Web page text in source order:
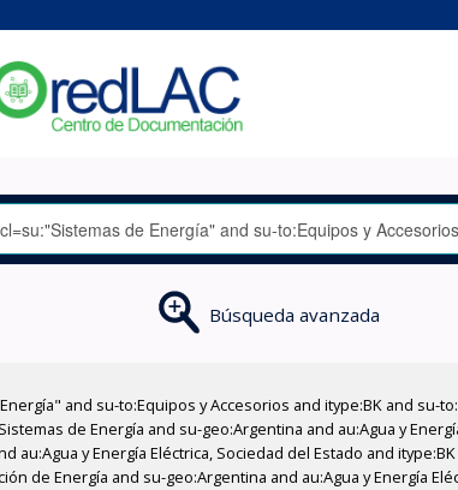
Búsqueda avanzada
and su-to:Equipos y Accesorios and itype:BK and su-
de Energía and su-geo:Argentina and au:Agua y
au:Agua y Energía Eléctrica, Sociedad del Estado and
de Energía and su-geo:Argentina and au:Agua y Energía